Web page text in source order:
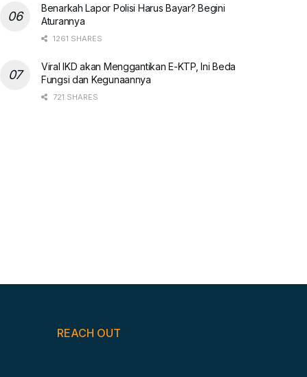
Benarkah Lapor Polisi Harus Bayar? Begini
Aturannya
1261 SHARES
Viral IKD akan Menggantikan E-KTP, Ini Beda
Fungsi dan Kegunaannya
721 SHARES
REACH OUT